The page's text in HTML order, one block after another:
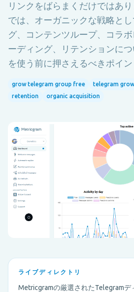
リンクをばらまくだけではあ
では、オーガニックな戦略と
グ、コンテンツループ、コラ
ーディング、リテンションに
を使う前に押さえるべきポイン
grow telegram group free telegram
retention
organic acquisition
ライブディレクトリ
Metricgramの厳選されたTelegramデ